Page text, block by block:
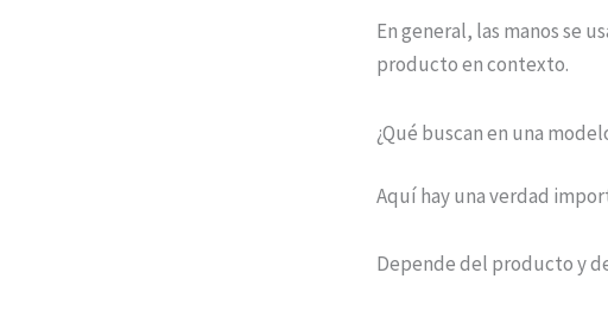
En general, las manos se
producto en contexto.
¿Qué buscan en una
Aquí hay una verdad
Depende del producto y